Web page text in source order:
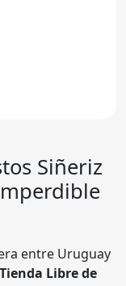
Siñeriz
entre Uruguay
Tienda Libre de